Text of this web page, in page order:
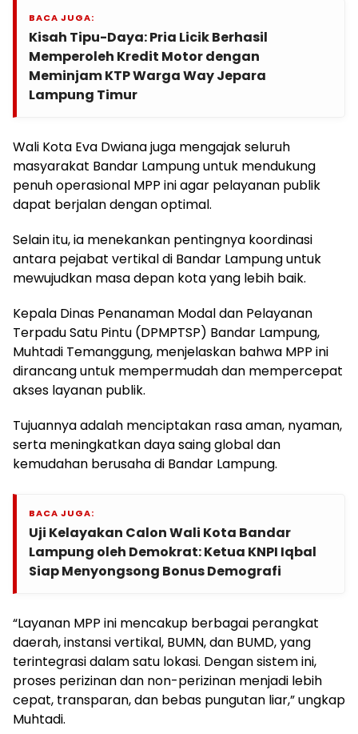
BACA JUGA:
Kisah Tipu-Daya: Pria Licik Berhasil
Memperoleh Kredit Motor dengan
Meminjam KTP Warga Way Jepara
Lampung Timur
Wali Kota Eva Dwiana juga mengajak seluruh
masyarakat Bandar Lampung untuk mendukung
penuh operasional MPP ini agar pelayanan publik
dapat berjalan dengan optimal.
Selain itu, ia menekankan pentingnya koordinasi
antara pejabat vertikal di Bandar Lampung untuk
mewujudkan masa depan kota yang lebih baik.
Kepala Dinas Penanaman Modal dan Pelayanan
Terpadu Satu Pintu (DPMPTSP) Bandar Lampung,
Muhtadi Temanggung, menjelaskan bahwa MPP ini
dirancang untuk mempermudah dan mempercepat
akses layanan publik.
Tujuannya adalah menciptakan rasa aman, nyaman,
serta meningkatkan daya saing global dan
kemudahan berusaha di Bandar Lampung.
BACA JUGA:
Uji Kelayakan Calon Wali Kota Bandar
Lampung oleh Demokrat: Ketua KNPI Iqbal
Siap Menyongsong Bonus Demografi
“Layanan MPP ini mencakup berbagai perangkat
daerah, instansi vertikal, BUMN, dan BUMD, yang
terintegrasi dalam satu lokasi. Dengan sistem ini,
proses perizinan dan non-perizinan menjadi lebih
cepat, transparan, dan bebas pungutan liar,” ungkap
Muhtadi.